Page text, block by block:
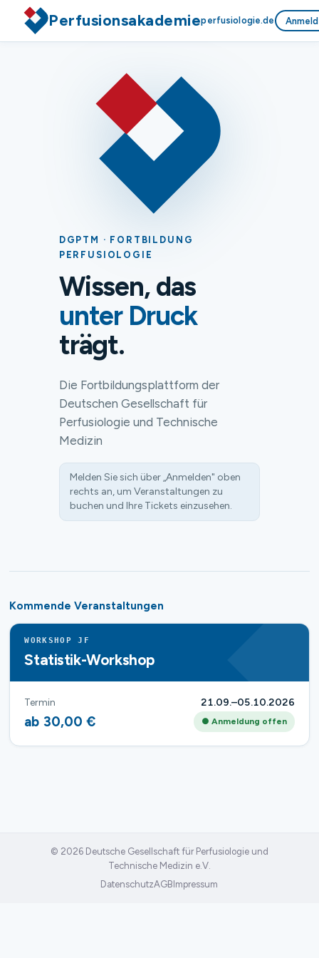
Perfusionsakademieperfusiologie.de
DGPTM · FORTBILDUNG
PERFUSIOLOGIE
Wissen, das
unter Druck
trägt.
Die Fortbildungsplattform der
Deutschen Gesellschaft für
Perfusiologie und Technische
Medizin
Melden Sie sich über „Anmelden" oben
rechts an, um Veranstaltungen zu
buchen und Ihre Tickets einzusehen.
Kommende Veranstaltungen
WORKSHOP JF
Statistik-Workshop
Termin 21.09.–05.10.2026
ab 30,00 € ● Anmeldung offen
© 2026 Deutsche Gesellschaft für Perfusiologie und
Technische Medizin e.V.
DatenschutzAGB Impressum